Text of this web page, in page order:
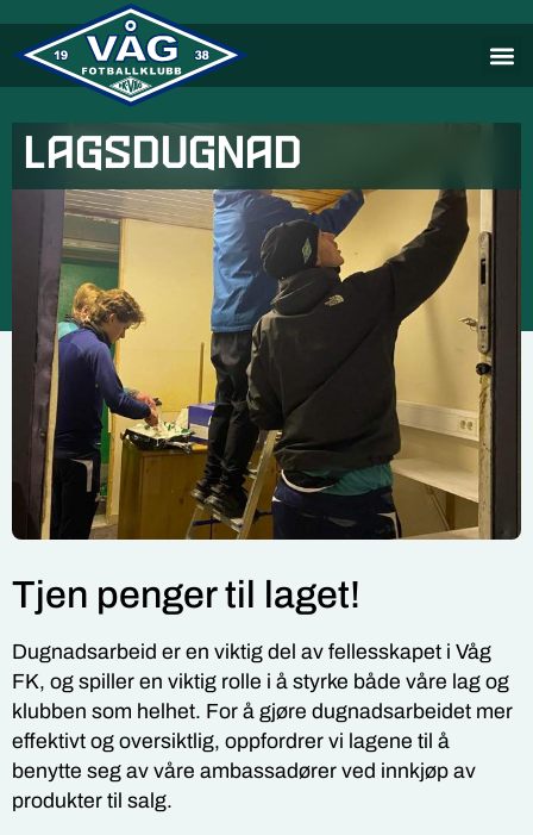
Lagsdugnad
Tjen penger til laget!
Dugnadsarbeid er en viktig del av fellesskapet i Våg
FK, og spiller en viktig rolle i å styrke både våre lag og
klubben som helhet. For å gjøre dugnadsarbeidet mer
effektivt og oversiktlig, oppfordrer vi lagene til å
benytte seg av våre ambassadører ved innkjøp av
produkter til salg.